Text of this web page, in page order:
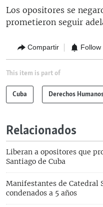
Los opositores se
prometieron seguir
Compartir Follow
This item is part of
Cuba Derechos
Relacionados
Liberan a opositores que
Santiago de Cuba
Manifestantes de Catedral
condenados a 5 años